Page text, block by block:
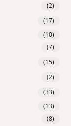
(2)
(17)
(10)
(7)
(15)
(2)
(33)
(13)
(8)